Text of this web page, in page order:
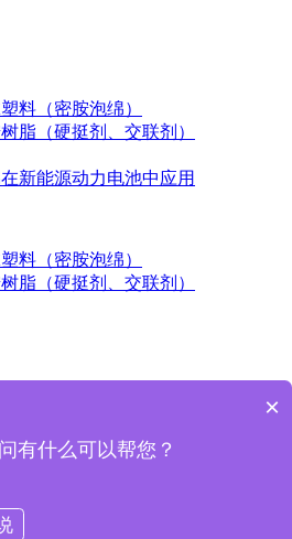
料（密胺泡绵）
脂（硬挺剂、交联剂）
新能源动力电池中应用
料（密胺泡绵）
脂（硬挺剂、交联剂）
纳新材料科技股份有限公司版权所
×
有什么可以帮您？